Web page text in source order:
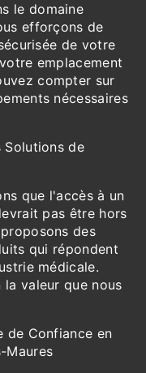
le domaine
efforçons de
de votre
emplacement
compter sur
nécessaires
Solutions de
que l'accès à un
pas être hors
des
qui répondent
médicale.
valeur que nous
de Confiance en
Maures